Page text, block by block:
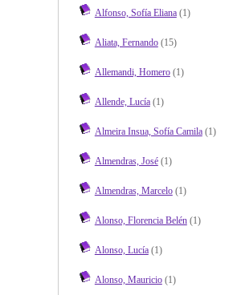
Alfonso, Sofía Eliana(1)
Aliata, Fernando(15)
Allemandi, Homero(1)
Allende, Lucía(1)
Almeira Insua, Sofía Camila(1)
Almendras, José(1)
Almendras, Marcelo(1)
Alonso, Florencia Belén(1)
Alonso, Lucía(1)
Alonso, Mauricio(1)